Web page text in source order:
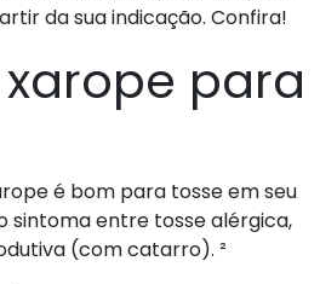
da sua indicação. Confira!
para
é bom para tosse em seu
sintoma entre tosse alérgica,
(com catarro). ²